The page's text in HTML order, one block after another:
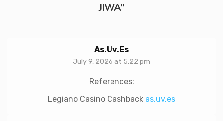
JIWA”
As.uv.es
July 9, 2026 at 5:22 pm
References:
Legiano Casino Cashback as.uv.es